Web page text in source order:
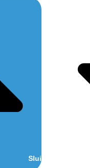
Sluit Vloeren